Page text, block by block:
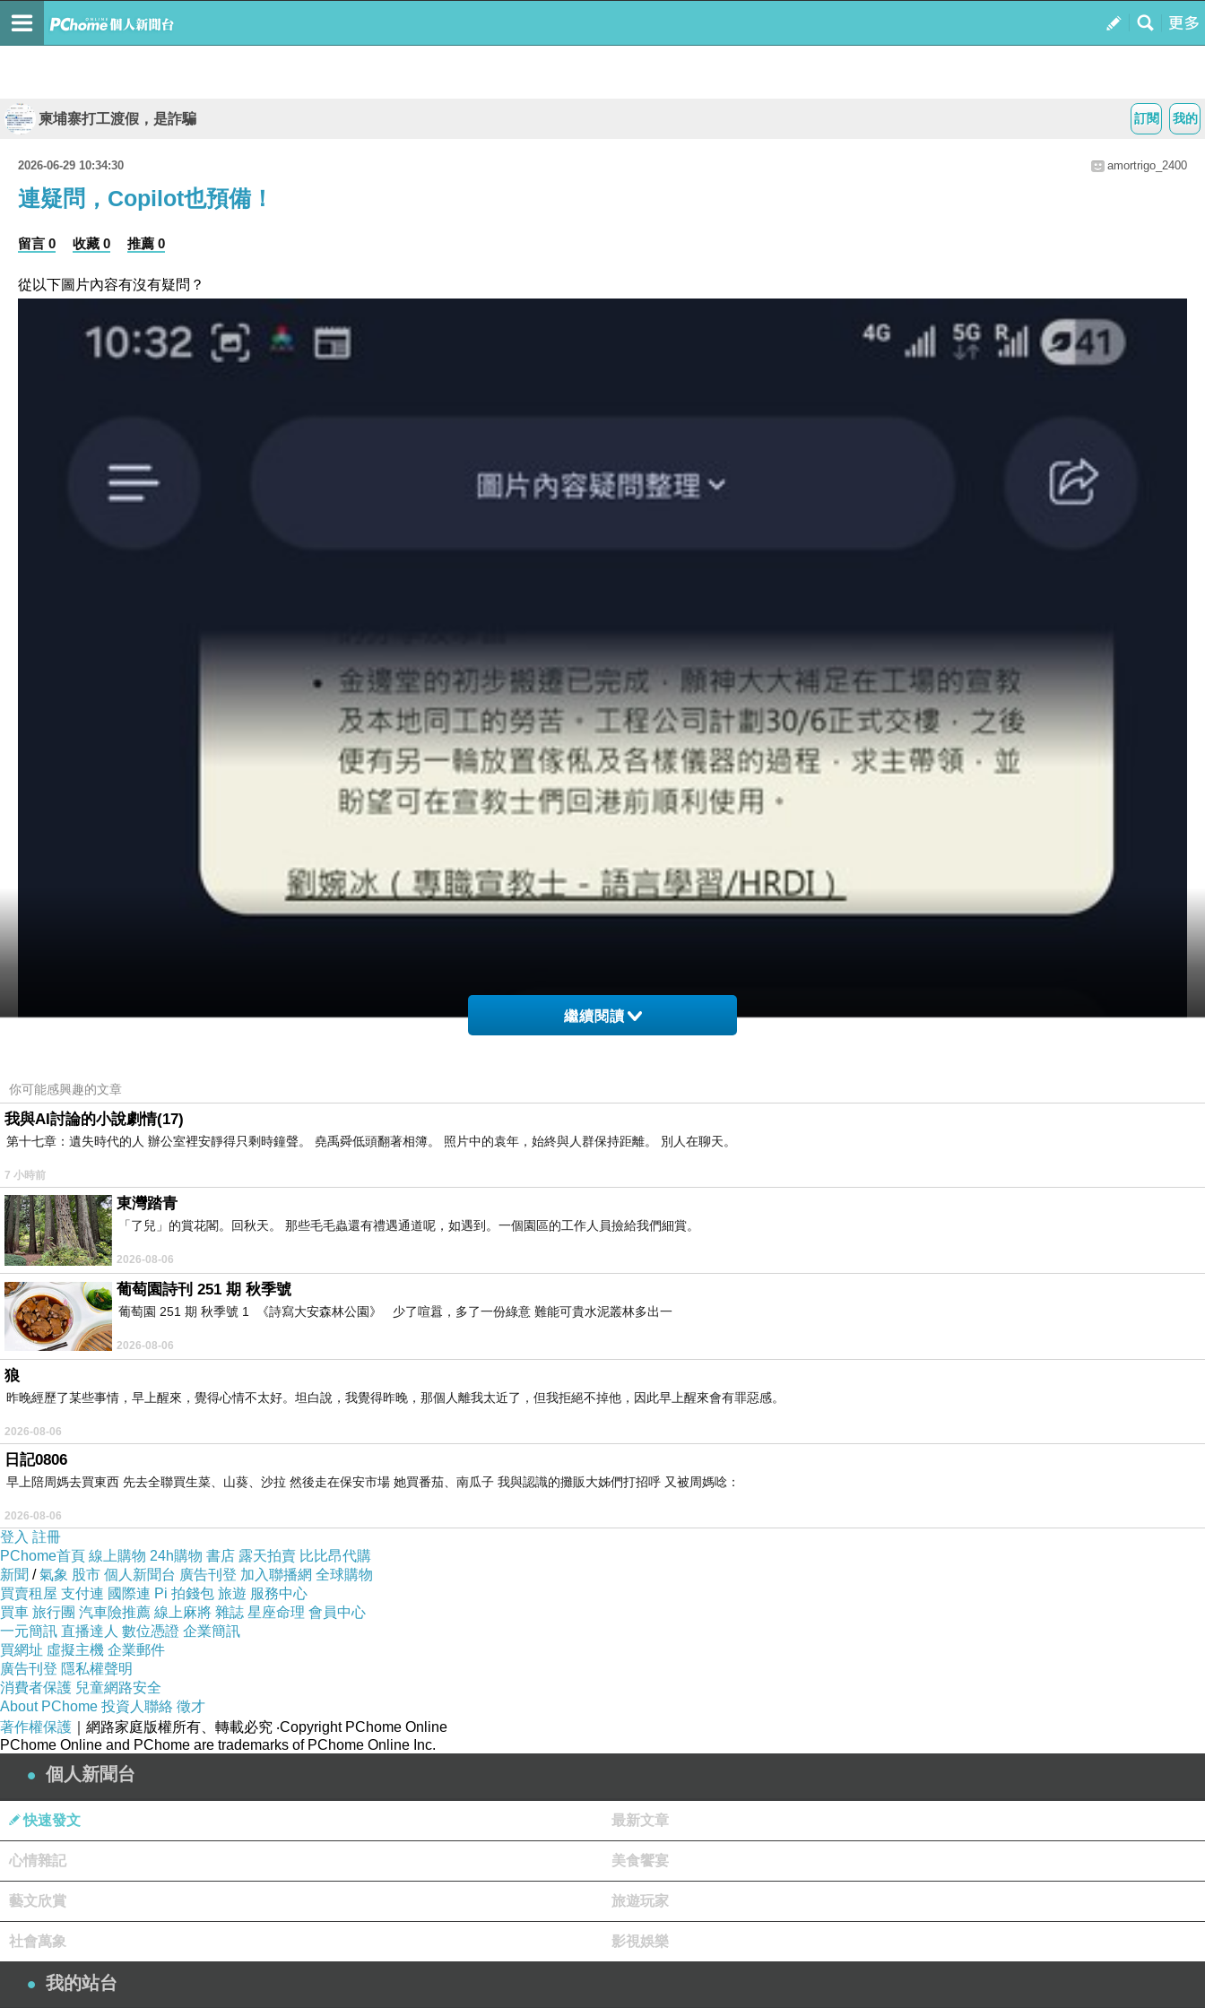
我的
訂閱
柬埔寨打工渡假，是詐騙
2026-06-29 10:34:30 amortrigo_2400
連疑問，Copilot也預備！
留言 0 收藏 0 推薦 0
從以下圖片內容有沒有疑問？
繼續閱讀
你可能感興趣的文章
我與AI討論的小說劇情(17)
第十七章：遺失時代的人 辦公室裡安靜得只剩時鐘聲。 堯禹舜低頭翻著相簿。 照片中的袁年，始終與人群保持距離。 別人在聊天。
7 小時前
東灣踏青
「了兒」的賞花閣。回秋天。 那些毛毛蟲還有禮遇通道呢，如遇到。一個園區的工作人員撿給我們細賞。
2026-08-06
葡萄園詩刊 251 期 秋季號
葡萄園 251 期 秋季號 1 《詩寫大安森林公園》 少了喧囂，多了一份綠意 難能可貴水泥叢林多出一
2026-08-06
狼
昨晚經歷了某些事情，早上醒來，覺得心情不太好。坦白說，我覺得昨晚，那個人離我太近了，但我拒絕不掉他，因此早上醒來會有罪惡感。
2026-08-06
日記0806
早上陪周媽去買東西 先去全聯買生菜、山葵、沙拉 然後走在保安市場 她買番茄、南瓜子 我與認識的攤販大姊們打招呼 又被周媽唸：
2026-08-06
登入 註冊
PChome首頁 線上購物 24h購物 書店 露天拍賣 比比昂代購
新聞 /氣象 股市 個人新聞台 廣告刊登 加入聯播網 全球購物
買賣租屋 支付連 國際連 Pi 拍錢包 旅遊 服務中心
買車 旅行團 汽車險推薦 線上麻將 雜誌 星座命理 會員中心
一元簡訊 直播達人 數位憑證 企業簡訊
買網址 虛擬主機 企業郵件
廣告刊登 隱私權聲明
消費者保護 兒童網路安全
About PChome 投資人聯絡 徵才
著作權保護 ｜網路家庭版權所有、轉載必究 ‧Copyright PChome Online
PChome Online and PChome are trademarks of PChome Online Inc.
個人新聞台
快速發文 最新文章
心情雜記 美食饗宴
藝文欣賞 旅遊玩家
社會萬象 影視娛樂
我的站台